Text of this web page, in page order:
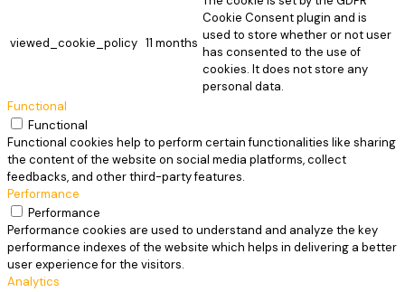
viewed_cookie_policy 11 months
Cookie Consent plugin and is
used to store whether or not user
has consented to the use of
cookies. It does not store any
personal data.
Functional
Functional
Functional cookies help to perform certain functionalities like sharing
the content of the website on social media platforms, collect
feedbacks, and other third-party features.
Performance
Performance
Performance cookies are used to understand and analyze the key
performance indexes of the website which helps in delivering a better
user experience for the visitors.
Analytics